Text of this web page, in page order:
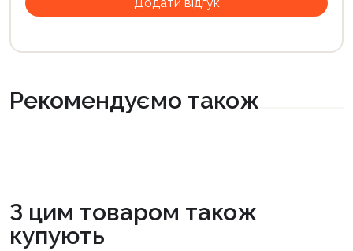
Рекомендуємо також
З цим товаром також
купують